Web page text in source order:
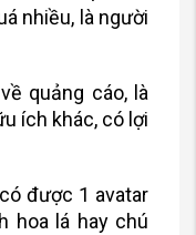
nhiều, là người
quảng cáo, là
ích khác, có lợi
được 1 avatar
hoa lá hay chú